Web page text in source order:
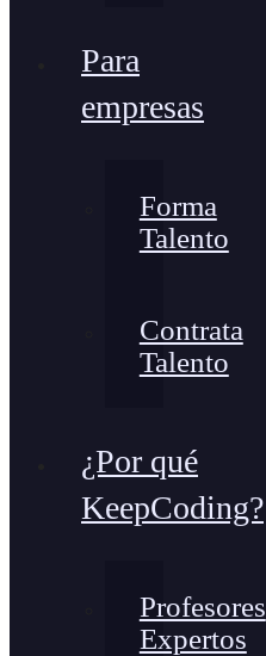
Para
empresas
Forma
Talento
Contrata
Talento
¿Por qué
KeepCoding?
Profesores
Expertos